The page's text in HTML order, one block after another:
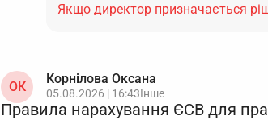
Якщо директор призначається
ОК
Корнілова Оксана
05.08.2026 | 16:43Інше
Правила нарахування ЄСВ для